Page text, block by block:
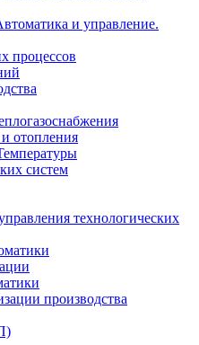
и управление.
процессов
отопления
систем
технологических
производства